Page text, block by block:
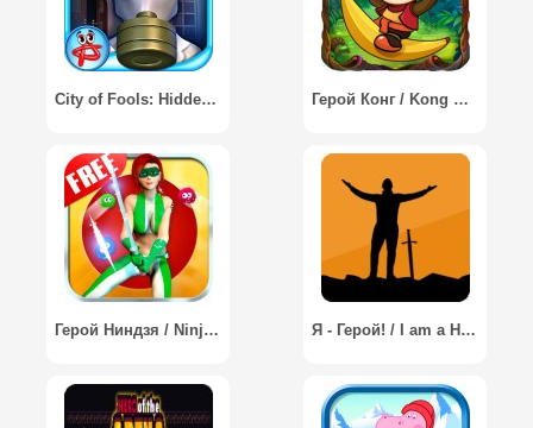
City of Fools: Hidden Object / Город Дураков: Поиск Предметов Герой Конг / Kong Hero
Герой Ниндзя / Ninja Hero Я - Герой! / I am a Hero